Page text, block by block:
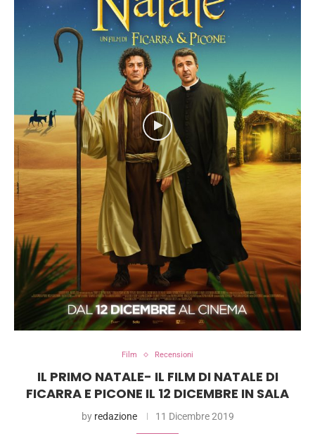
Film Recensioni
IL PRIMO NATALE- IL FILM DI NATALE DI
FICARRA E PICONE IL 12 DICEMBRE IN SALA
by redazione 11 Dicembre 2019